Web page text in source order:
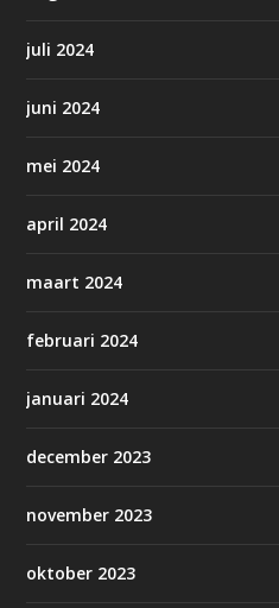
juli 2024
juni 2024
mei 2024
april 2024
maart 2024
februari 2024
januari 2024
december 2023
november 2023
oktober 2023